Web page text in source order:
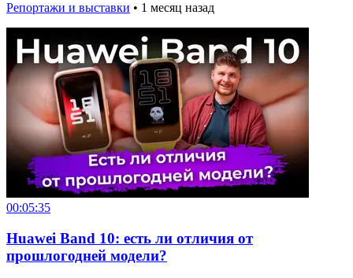
Репортажи и выставки • 1 месяц назад
00:05:35
Huawei Band 10: есть ли отличия от
прошлогодней модели?